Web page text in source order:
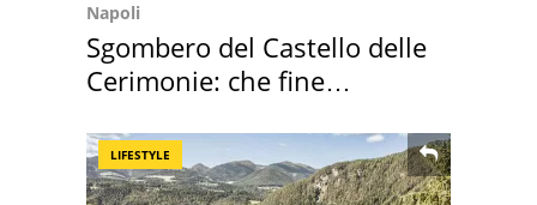
Napoli
Sgombero del Castello delle
Cerimonie: che fine
LIFESTYLE